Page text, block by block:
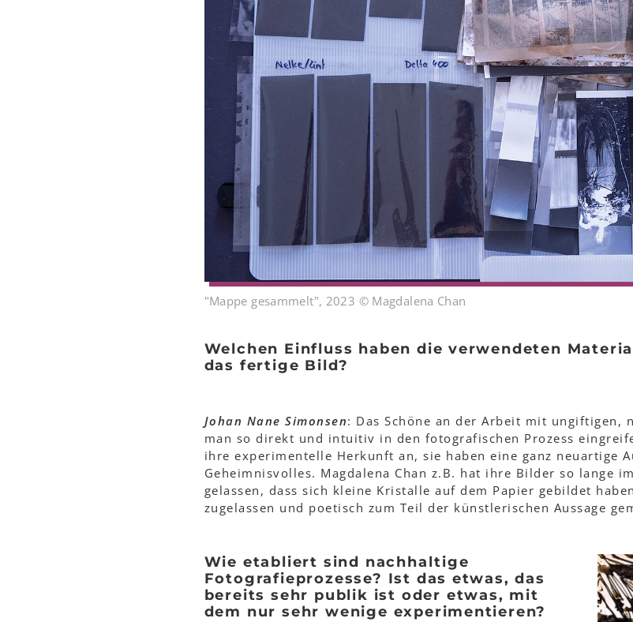
"Mappe gesammelt", 2023 © Magdalena Chan
Welchen Einfluss haben die verwendeten
das fertige Bild?
Johan Nane Simonsen: Das Schöne an der Arbeit mit ungiftigen,
man so direkt und intuitiv in den fotografischen Prozess
ihre experimentelle Herkunft an, sie haben eine ganz neuartige
Geheimnisvolles. Magdalena Chan z.B. hat ihre Bilder so lange
gelassen, dass sich kleine Kristalle auf dem Papier gebildet
zugelassen und poetisch zum Teil der künstlerischen Aussage
Wie etabliert sind nachhaltige
Fotografieprozesse? Ist das etwas, das
bereits sehr publik ist oder etwas, mit
dem nur sehr wenige experimentieren?